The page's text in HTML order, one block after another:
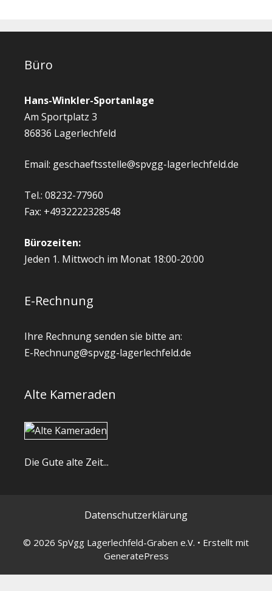
Büro
Hans-Winkler-Sportanlage
Am Sportplatz 3
86836 Lagerlechfeld
Email: geschaeftsstelle@spvgg-lagerlechfeld.de
Tel.: 08232-77960
Fax: +4932222328548
Bürozeiten:
Jeden 1. Mittwoch im Monat 18:00-20:00
E-Rechnung
Ihre Rechnung senden sie bitte an:
E-Rechnung@spvgg-lagerlechfeld.de
Alte Kameraden
Die Gute alte Zeit...
Datenschutzerklärung
© 2026 SpVgg Lagerlechfeld-Graben e.V. • Erstellt mit
GeneratePress